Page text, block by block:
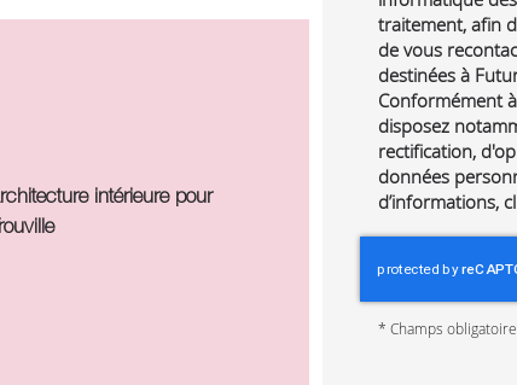
intérieure pour
traitement, afin
de vous
destinées à
Conformément
disposez
rectification,
données
d’informations,
*Champs